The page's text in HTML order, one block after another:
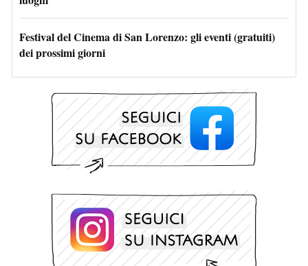
Festival del Cinema di San Lorenzo: gli eventi (gratuiti)
dei prossimi giorni